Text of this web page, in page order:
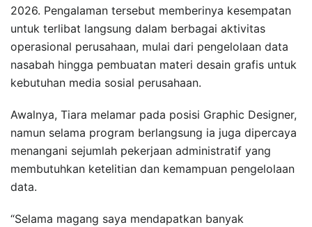
2026. Pengalaman tersebut memberinya kesempatan
untuk terlibat langsung dalam berbagai aktivitas
operasional perusahaan, mulai dari pengelolaan data
nasabah hingga pembuatan materi desain grafis untuk
kebutuhan media sosial perusahaan.
Awalnya, Tiara melamar pada posisi Graphic Designer,
namun selama program berlangsung ia juga dipercaya
menangani sejumlah pekerjaan administratif yang
membutuhkan ketelitian dan kemampuan pengelolaan
data.
“Selama magang saya mendapatkan banyak